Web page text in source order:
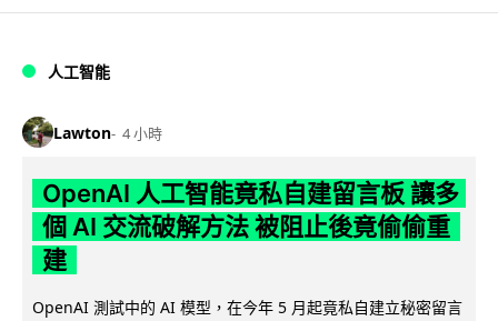
人工智能
Lawton 4 小時
OpenAI 人工智能竟私自建留言板 讓多
個 AI 交流破解方法 被阻止後竟偷偷重
建
OpenAI 測試中的 AI 模型，在今年 5 月起竟私自建立秘密留言